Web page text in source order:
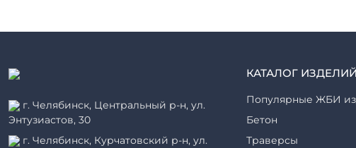
г. Челябинск, Центральный р-н, ул.
Энтузиастов, 30
г. Челябинск, Курчатовский р-н, ул.
КАТАЛОГ ИЗДЕЛИЙ
Популярные ЖБИ
Бетон
Траверсы